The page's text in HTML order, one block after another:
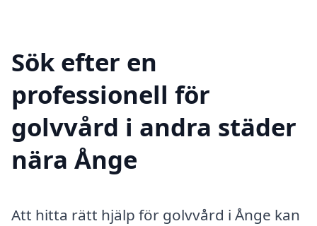
Sök efter en
professionell för
golvvård i andra städer
nära Ånge
Att hitta rätt hjälp för golvvård i Ånge kan